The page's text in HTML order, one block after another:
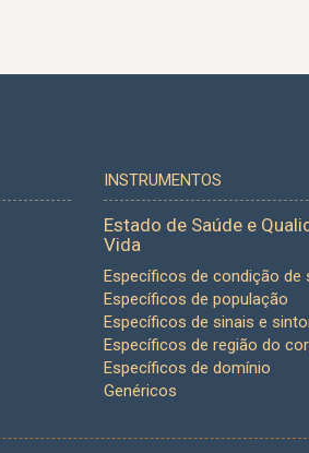
INSTRUMENTOS
Estado de Saúde e
Vida
Específicos de condição de
Específicos de população
Específicos de sinais e
Específicos de região do
Específicos de domínio
Genéricos